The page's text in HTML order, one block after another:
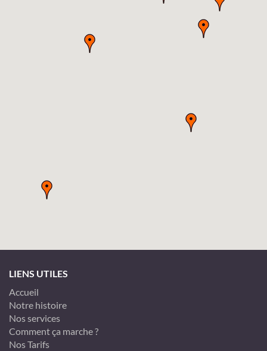
LIENS UTILES
Accueil
Notre histoire
Nos services
Comment ça marche ?
Nos Tarifs